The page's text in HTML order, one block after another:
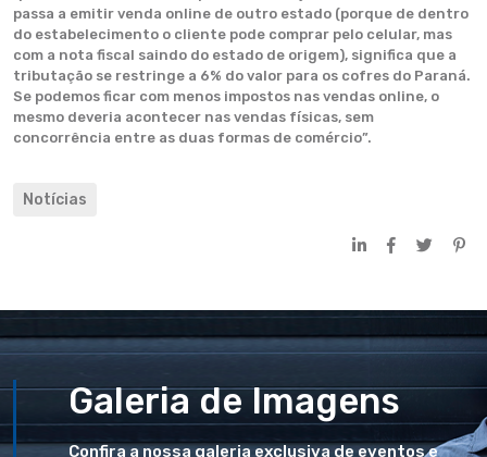
passa a emitir venda online de outro estado (porque de dentro
do estabelecimento o cliente pode comprar pelo celular, mas
com a nota fiscal saindo do estado de origem), significa que a
tributação se restringe a 6% do valor para os cofres do Paraná.
Se podemos ficar com menos impostos nas vendas online, o
mesmo deveria acontecer nas vendas físicas, sem
concorrência entre as duas formas de comércio”.
Notícias
Galeria de Imagens
Confira a nossa galeria exclusiva de eventos e